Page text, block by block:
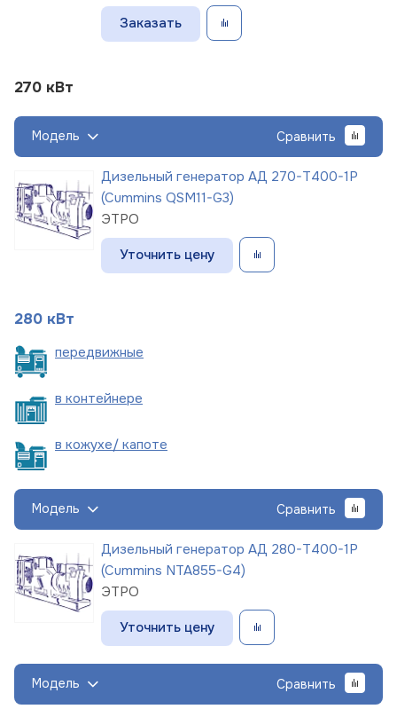
Заказать
270 кВт
Модель Сравнить
Дизельный генератор АД 270-Т400-1Р
(Cummins QSM11-G3)
ЭТРО
Уточнить цену
280 кВт
передвижные
в контейнере
в кожухе/ капоте
Модель Сравнить
Дизельный генератор АД 280-Т400-1Р
(Cummins NTA855-G4)
ЭТРО
Уточнить цену
Модель Сравнить